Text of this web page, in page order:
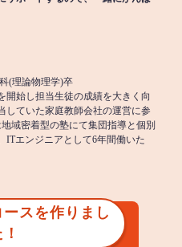
(理論物理学)卒
開始し担当生徒の成績を大きく向
していた家庭教師会社の運営に参
域密着型の塾にて集団指導と個別
ITエンジニアとして6年間働いた
スを作りまし